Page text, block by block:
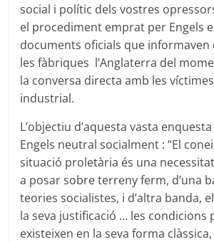
social i polític dels vostres
el procediment emprat per Engels
documents oficials que informaven
les fàbriques l’Anglaterra del
la conversa directa amb les
industrial.
L’objectiu d’aquesta vasta
Engels neutral socialment : “El
situació proletària és una
a posar sobre terreny ferm, d’una
teories socialistes, i d’altra banda,
la seva justificació … les condicions
existeixen en la seva forma